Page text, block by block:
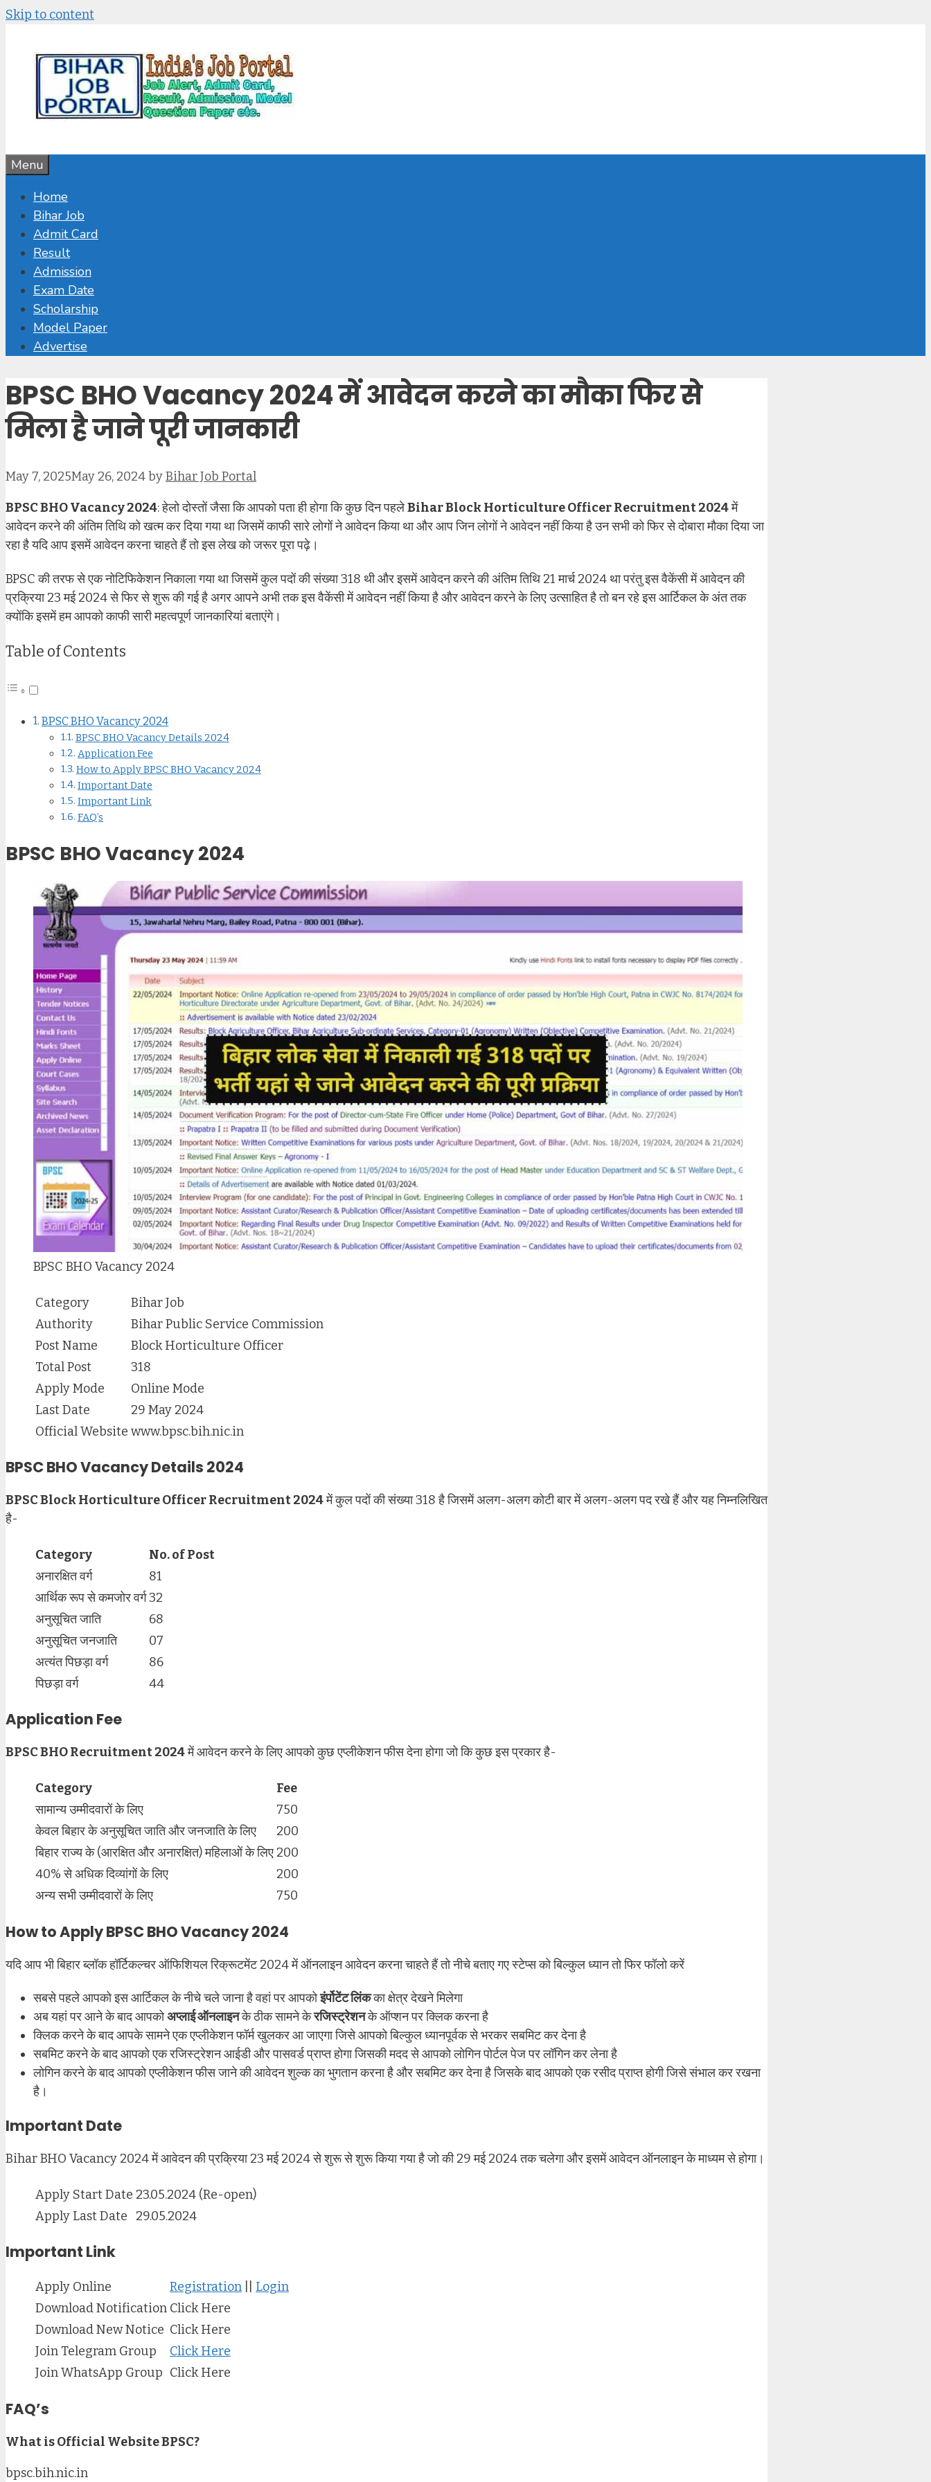
Skip to content
Menu
Home
Bihar Job
Admit Card
Result
Admission
Exam Date
Scholarship
Model Paper
Advertise
BPSC BHO Vacancy 2024 में आवेदन करने का मौका फिर से
मिला है जाने पूरी जानकारी
May 7, 2025May 26, 2024byBihar Job Portal
BPSC BHO Vacancy 2024: हेलो दोस्तों जैसा कि आपको पता ही होगा कि कुछ दिन पहलेBihar Block Horticulture Officer Recruitment 2024में
आवेदन करने की अंतिम तिथि को खत्म कर दिया गया था जिसमें काफी सारे लोगों ने आवेदन किया था और आप जिन लोगों ने आवेदन नहीं किया है उन सभी को फिर से दोबारा मौका दिया जा
रहा है यदि आप इसमें आवेदन करना चाहते हैं तो इस लेख को जरूर पूरा पढ़े।
BPSC की तरफ से एक नोटिफिकेशन निकाला गया था जिसमें कुल पदों की संख्या 318 थी और इसमें आवेदन करने की अंतिम तिथि 21 मार्च 2024 था परंतु इस वैकेंसी में आवेदन की
प्रक्रिया 23 मई 2024 से फिर से शुरू की गई है अगर आपने अभी तक इस वैकेंसी में आवेदन नहीं किया है और आवेदन करने के लिए उत्साहित है तो बन रहे इस आर्टिकल के अंत तक
क्योंकि इसमें हम आपको काफी सारी महत्वपूर्ण जानकारियां बताएंगे।
Table of Contents
BPSC BHO Vacancy 2024
BPSC BHO Vacancy Details 2024
Application Fee
How to Apply BPSC BHO Vacancy 2024
Important Date
Important Link
FAQ’s
BPSC BHO Vacancy 2024
BPSC BHO Vacancy 2024
Category
Bihar Job
Authority
Bihar Public Service Commission
Post Name
Block Horticulture Officer
Total Post
318
Apply Mode
Online Mode
Last Date
29 May 2024
Official Website www.bpsc.bih.nic.in
BPSC BHO Vacancy Details 2024
BPSC Block Horticulture Officer Recruitment 2024में कुल पदों की संख्या 318 है जिसमें अलग-अलग कोटी बार में अलग-अलग पद रखे हैं और यह निम्नलिखित
है-
Category
No. of Post
अनारक्षित वर्ग
81
आर्थिक रूप से कमजोर वर्ग32
अनुसूचित जाति
68
अनुसूचित जनजाति
07
अत्यंत पिछड़ा वर्ग
86
पिछड़ा वर्ग
44
Application Fee
BPSC BHO Recruitment 2024में आवेदन करने के लिए आपको कुछ एप्लीकेशन फीस देना होगा जो कि कुछ इस प्रकार है-
Category
Fee
सामान्य उम्मीदवारों के लिए
750
केवल बिहार के अनुसूचित जाति और जनजाति के लिए
200
बिहार राज्य के (आरक्षित और अनारक्षित) महिलाओं के लिए 200
40% से अधिक दिव्यांगों के लिए
200
अन्य सभी उम्मीदवारों के लिए
750
How to Apply BPSC BHO Vacancy 2024
यदि आप भी बिहार ब्लॉक हॉर्टिकल्चर ऑफिशियल रिक्रूटमेंट 2024 में ऑनलाइन आवेदन करना चाहते हैं तो नीचे बताए गए स्टेप्स को बिल्कुल ध्यान तो फिर फॉलो करें
सबसे पहले आपको इस आर्टिकल के नीचे चले जाना है वहां पर आपकोइंर्पोटेंट लिंकका क्षेत्र देखने मिलेगा
अब यहां पर आने के बाद आपकोअप्लाई ऑनलाइनके ठीक सामने केरजिस्ट्रेशनके ऑप्शन पर क्लिक करना है
क्लिक करने के बाद आपके सामने एक एप्लीकेशन फॉर्म खुलकर आ जाएगा जिसे आपको बिल्कुल ध्यानपूर्वक से भरकर सबमिट कर देना है
सबमिट करने के बाद आपको एक रजिस्ट्रेशन आईडी और पासवर्ड प्राप्त होगा जिसकी मदद से आपको लोगिन पोर्टल पेज पर लॉगिन कर लेना है
लोगिन करने के बाद आपको एप्लीकेशन फीस जाने की आवेदन शुल्क का भुगतान करना है और सबमिट कर देना है जिसके बाद आपको एक रसीद प्राप्त होगी जिसे संभाल कर रखना
है।
Important Date
Bihar BHO Vacancy 2024 में आवेदन की प्रक्रिया 23 मई 2024 से शुरू से शुरू किया गया है जो की 29 मई 2024 तक चलेगा और इसमें आवेदन ऑनलाइन के माध्यम से होगा।
Apply Start Date 23.05.2024 (Re-open)
Apply Last Date
29.05.2024
Important Link
Apply Online Registration
Login
Download Notification Click Here
Download New Notice Click Here
Join Telegram Group
Click Here
Join WhatsApp Group Click Here
FAQ’s
What is Official Website BPSC?
bpsc.bih.nic.in